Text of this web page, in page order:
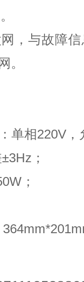
，与故障
。
单相220V
±3Hz ；
；